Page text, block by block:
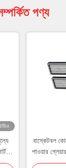
পণ্য
বাস্কেটবল
পাওয়ার